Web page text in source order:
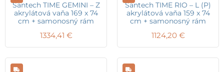
Santech TIME GEMINI – Z
akrylátová vaňa 169 x 74
cm + samonosný rám
1334,41 €
Santech TIME RIO – L (P)
akrylátová vaňa 159 x 74
cm + samonosný rám
1124,20 €